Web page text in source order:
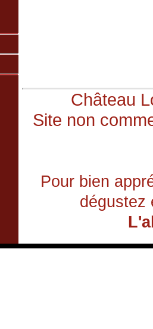
Château
Site non
Pour bien
dégustez